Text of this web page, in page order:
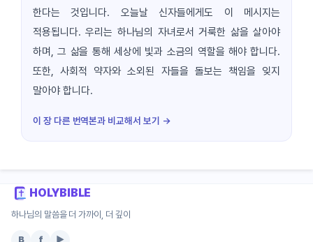
한다는 것입니다. 오늘날 신자들에게도 이 메시지는
적용됩니다. 우리는 하나님의 자녀로서 거룩한 삶을 살아야
하며, 그 삶을 통해 세상에 빛과 소금의 역할을 해야 합니다.
또한, 사회적 약자와 소외된 자들을 돌보는 책임을 잊지
말아야 합니다.
이 장 다른 번역본과 비교해서 보기 →
HOLYBIBLE
하나님의 말씀을 더 가까이, 더 깊이
B f ▶